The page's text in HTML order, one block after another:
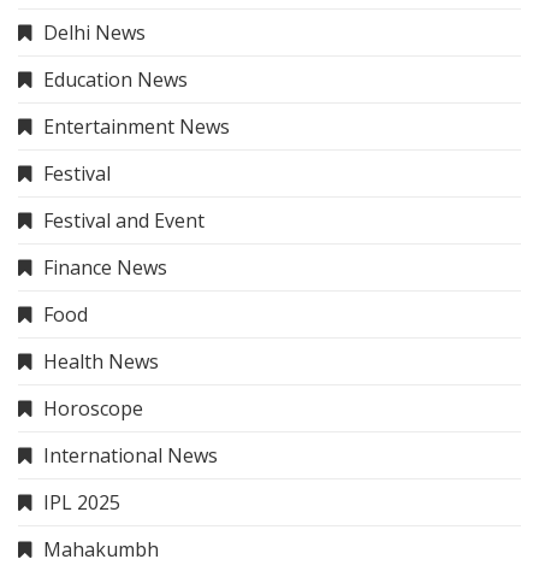
Delhi News
Education News
Entertainment News
Festival
Festival and Event
Finance News
Food
Health News
Horoscope
International News
IPL 2025
Mahakumbh